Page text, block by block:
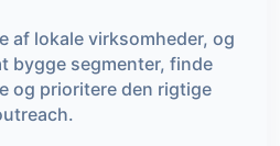
af lokale virksomheder, og
bygge segmenter, finde
og prioritere den rigtige